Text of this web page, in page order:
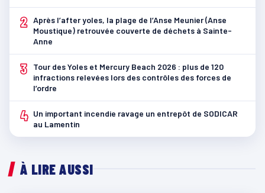
2 Après l’after yoles, la plage de l’Anse Meunier (Anse
Moustique) retrouvée couverte de déchets à Sainte-
Anne
3
Tour des Yoles et Mercury Beach 2026 : plus de 120
infractions relevées lors des contrôles des forces de
l’ordre
4 Un important incendie ravage un entrepôt de SODICAR
au Lamentin
À LIRE AUSSI